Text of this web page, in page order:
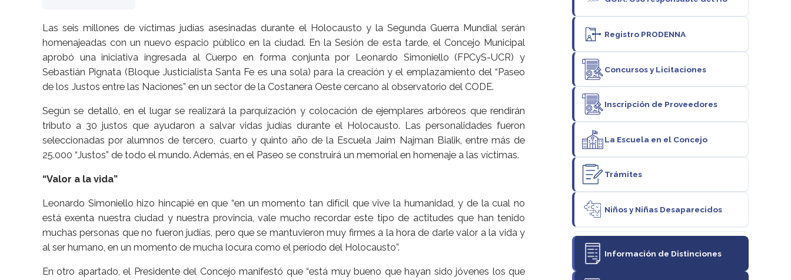
Las seis millones de víctimas judías asesinadas durante el Holocausto y la Segunda Guerra Mundial serán
homenajeadas con un nuevo espacio público en la ciudad. En la Sesión de esta tarde, el Concejo Municipal
aprobó una iniciativa ingresada al Cuerpo en forma conjunta por Leonardo Simoniello (FPCyS-UCR) y
Sebastián Pignata (Bloque Justicialista Santa Fe es una sola) para la creación y el emplazamiento del “Paseo
de los Justos entre las Naciones” en un sector de la Costanera Oeste cercano al observatorio del CODE.
Según se detalló, en el lugar se realizará la parquización y colocación de ejemplares arbóreos que rendirán
tributo a 30 justos que ayudaron a salvar vidas judías durante el Holocausto. Las personalidades fueron
seleccionadas por alumnos de tercero, cuarto y quinto año de la Escuela Jaim Najman Bialik, entre más de
25.000 “Justos” de todo el mundo. Además, en el Paseo se construirá un memorial en homenaje a las víctimas.
“Valor a la vida”
Leonardo Simoniello hizo hincapié en que “en un momento tan difícil que vive la humanidad, y de la cual no
está exenta nuestra ciudad y nuestra provincia, vale mucho recordar este tipo de actitudes que han tenido
muchas personas que no fueron judías, pero que se mantuvieron muy firmes a la hora de darle valor a la vida y
al ser humano, en un momento de mucha locura como el período del Holocausto”.
En otro apartado, el Presidente del Concejo manifestó que “está muy bueno que hayan sido jóvenes los que
Registro PRODENNA
Concursos y Licitaciones
Inscripción de Proveedores
La Escuela en el Concejo
Trámites
Niños y Niñas Desaparecidos
Información de Distinciones